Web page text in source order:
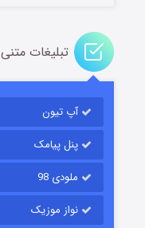
تبلیغات متنی
آپ تیون
پنل پیامک
ملودی 98
نواز موزیک